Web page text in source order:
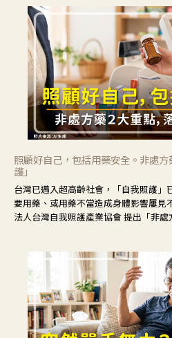
照顧好自己，包括用藥安全。非處
護」
台灣已邁入超高齡社會，「自我照護」
要用藥、或用藥不當造成身體影響屢見
法人台灣自我照護產業協會 提出「非